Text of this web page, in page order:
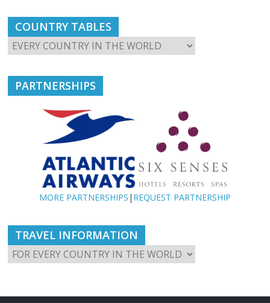
COUNTRY TABLES
PARTNERSHIPS
MORE PARTNERSHIPS | REQUEST PARTNERSHIP
TRAVEL INFORMATION